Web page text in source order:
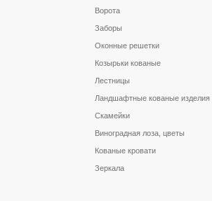
Ворота
Заборы
Оконные решетки
Козырьки кованые
Лестницы
Ландшафтные кованые изделия
Скамейки
Виноградная лоза, цветы
Кованые кровати
Зеркала